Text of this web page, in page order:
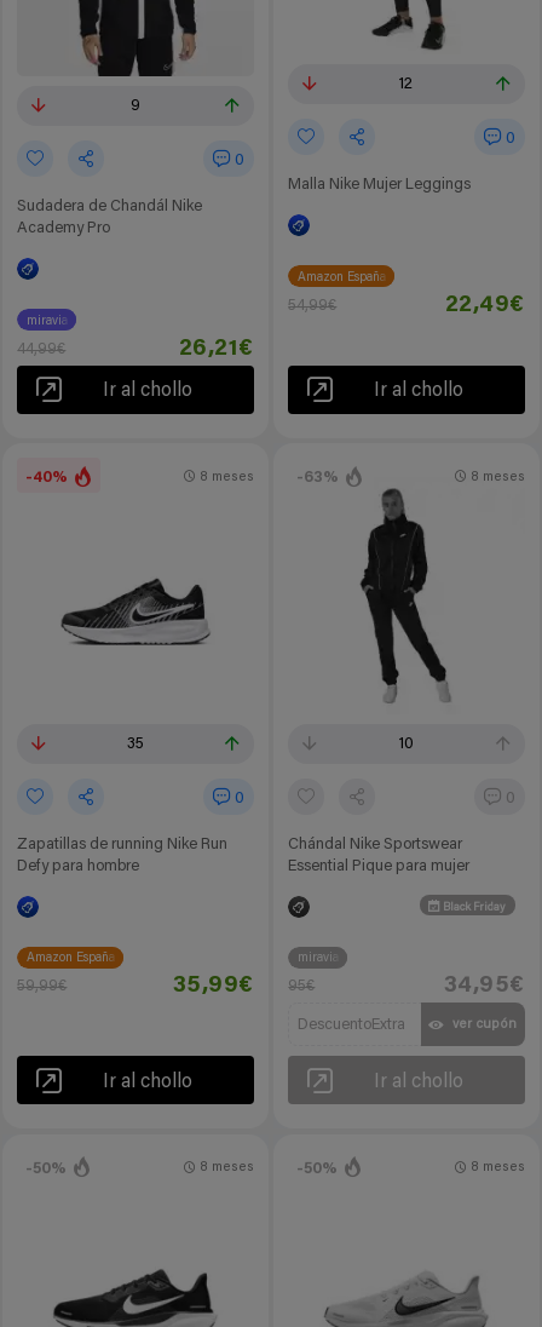
9
0
Sudadera de Chandál Nike
Academy Pro
miravia
44,99€ 26,21€
Ir al chollo
12
0
Malla Nike Mujer Leggings
Amazon España
54,99€ 22,49€
Ir al chollo
-40%
35
0
Zapatillas de running Nike Run
Defy para hombre
8 meses
Amazon España
59,99€ 35,99€
Ir al chollo
-63%
10
0
Chándal Nike Sportswear
Essential Pique para mujer
Black Friday
8 meses
miravia
95€ 34,95€
DescuentoExtra ver cupón
Ir al chollo
-50% 8 meses -50% 8 meses